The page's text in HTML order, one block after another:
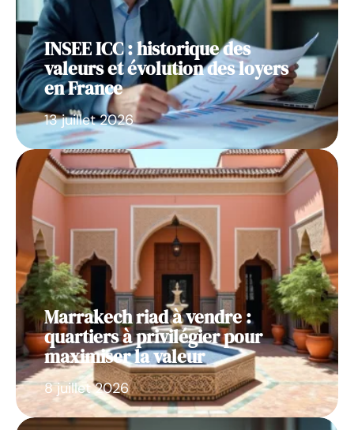
INSEE ICC : historique des
valeurs et évolution des loyers
en France
13 juillet 2026
Marrakech riad à vendre :
quartiers à privilégier pour
maximiser la valeur
8 juillet 2026